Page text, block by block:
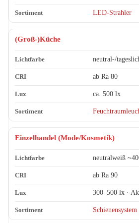
LED-Strahler
(Groß-)Küche
neutral-/
ab Ra 80
ca. 500 lx
Einzelhandel (Mode/Kosmetik)
neutralweiß
ab Ra 90
300–500 lx ·
Schienensystem